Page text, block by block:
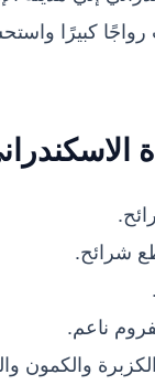
كبيرًا
شرائح.
ناعم.
والكمون